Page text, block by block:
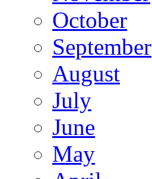
October
September
August
July
June
May